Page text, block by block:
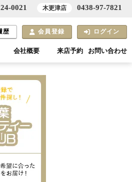
歴 会員登録 ログイン
会社概要 来店予約 お問い合わせ
0021 木更津店 0438-97-7821